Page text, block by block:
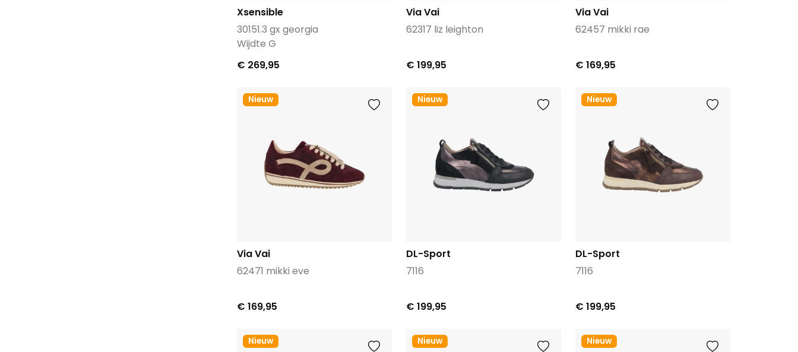
Xsensible
30151.3 gx georgia
Wijdte G
€ 269,95
Via Vai
62317 liz leighton
€ 199,95
Via Vai
62457 mikki rae
€ 169,95
Nieuw
Via Vai
62471 mikki eve
€ 169,95
Nieuw
DL-Sport
7116
€ 199,95
Nieuw
DL-Sport
7116
€ 199,95
Nieuw Nieuw Nieuw